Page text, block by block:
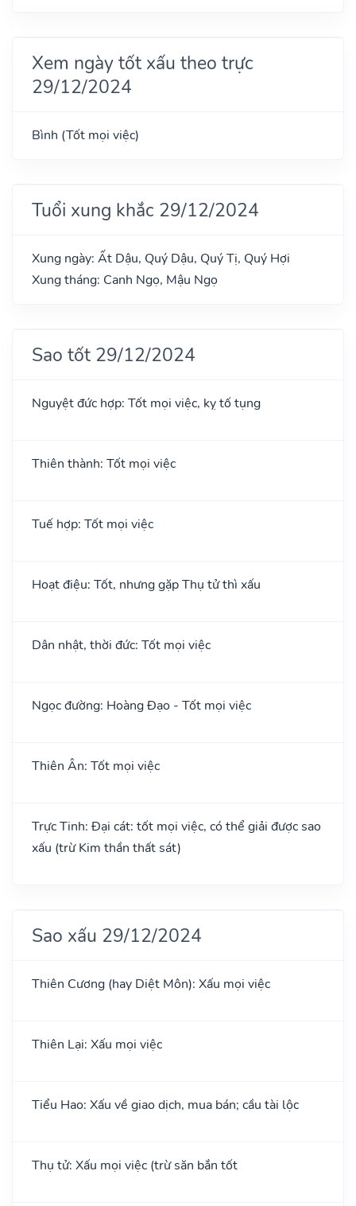
Xem ngày tốt xấu theo trực
29/12/2024
Bình (Tốt mọi việc)
Tuổi xung khắc 29/12/2024
Xung ngày: Ất Dậu, Quý Dậu, Quý Tị, Quý Hợi
Xung tháng: Canh Ngọ, Mậu Ngọ
Sao tốt 29/12/2024
Nguyệt đức hợp: Tốt mọi việc, kỵ tố tụng
Thiên thành: Tốt mọi việc
Tuế hợp: Tốt mọi việc
Hoạt điệu: Tốt, nhưng gặp Thụ tử thì xấu
Dân nhật, thời đức: Tốt mọi việc
Ngọc đường: Hoàng Đạo - Tốt mọi việc
Thiên Ân: Tốt mọi việc
Trực Tinh: Đại cát: tốt mọi việc, có thể giải được sao
xấu (trừ Kim thần thất sát)
Sao xấu 29/12/2024
Thiên Cương (hay Diệt Môn): Xấu mọi việc
Thiên Lại: Xấu mọi việc
Tiểu Hao: Xấu về giao dịch, mua bán; cầu tài lộc
Thụ tử: Xấu mọi việc (trừ săn bắn tốt